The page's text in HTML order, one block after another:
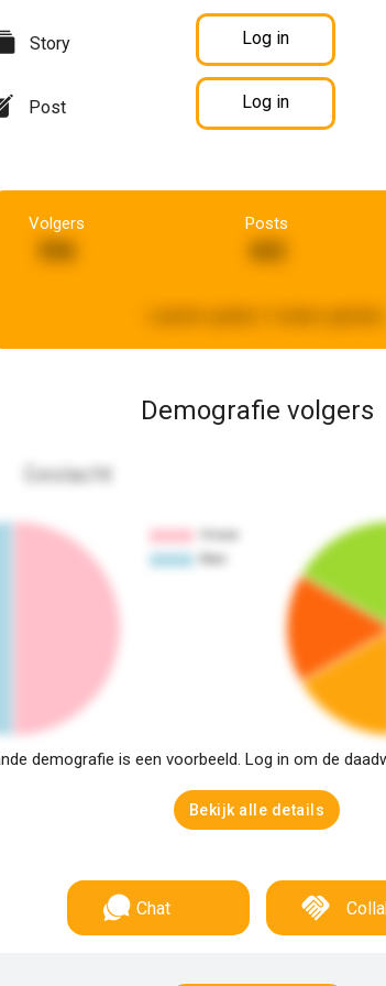
Story Log in
Post Log in
Volgers
556
Posts
Demografie volgers
Geslacht
demografie is een voorbeeld. Log in om de
Bekijk alle details
Chat